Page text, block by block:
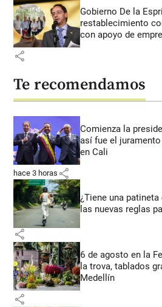
Gobierno De la
restablecimiento
con apoyo de
share
Te recomendamos
Comienza la
así fue el
en Cali
hace 3 horas share
¿Tiene una
las nuevas reglas
share
6 de agosto en la
la trova, tablados
Medellín
share